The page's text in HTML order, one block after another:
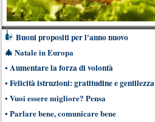
Buoni propositi per l'anno nuovo
🎄 Natale in Europa
• Aumentare la forza di volontà
• Felicità istruzioni: gratitudine e gentilezza
• Vuoi essere migliore? Pensa
• Parlare bene, comunicare bene